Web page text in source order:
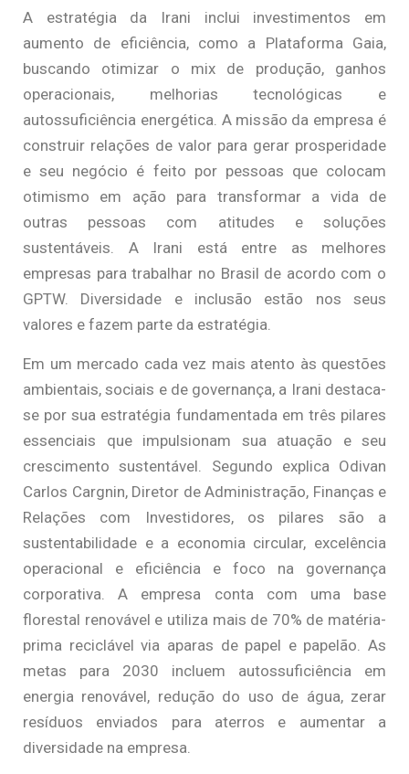
A estratégia da Irani inclui investimentos em
aumento de eficiência, como a Plataforma Gaia,
buscando otimizar o mix de produção, ganhos
operacionais, melhorias tecnológicas e
autossuficiência energética. A missão da empresa é
construir relações de valor para gerar prosperidade
e seu negócio é feito por pessoas que colocam
otimismo em ação para transformar a vida de
outras pessoas com atitudes e soluções
sustentáveis. A Irani está entre as melhores
empresas para trabalhar no Brasil de acordo com o
GPTW. Diversidade e inclusão estão nos seus
valores e fazem parte da estratégia.
Em um mercado cada vez mais atento às questões
ambientais, sociais e de governança, a Irani destaca-
se por sua estratégia fundamentada em três pilares
essenciais que impulsionam sua atuação e seu
crescimento sustentável. Segundo explica Odivan
Carlos Cargnin, Diretor de Administração, Finanças e
Relações com Investidores, os pilares são a
sustentabilidade e a economia circular, excelência
operacional e eficiência e foco na governança
corporativa. A empresa conta com uma base
florestal renovável e utiliza mais de 70% de matéria-
prima reciclável via aparas de papel e papelão. As
metas para 2030 incluem autossuficiência em
energia renovável, redução do uso de água, zerar
resíduos enviados para aterros e aumentar a
diversidade na empresa.